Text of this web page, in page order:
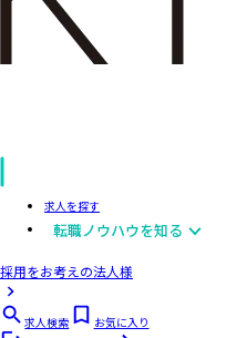
求人を探す
転職ノウハウを知る
採用をお考えの法人様
求人検索
お気に入り